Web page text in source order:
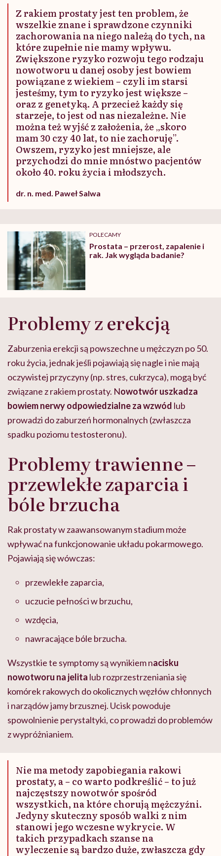
Z rakiem prostaty jest ten problem, że
wszelkie znane i sprawdzone czynniki
zachorowania na niego należą do tych, na
które zupełnie nie mamy wpływu.
Zwiększone ryzyko rozwoju tego rodzaju
nowotworu u danej osoby jest bowiem
powiązane z wiekiem – czyli im starsi
jesteśmy, tym to ryzyko jest większe –
oraz z genetyką. A przecież każdy się
starzeje, to jest od nas niezależne. Nie
można też wyjść z założenia, że „skoro
mam 30 czy 40 lat, to nie zachoruję”.
Owszem, ryzyko jest mniejsze, ale
przychodzi do mnie mnóstwo pacjentów
około 40. roku życia i młodszych.
dr. n. med. Paweł Salwa
POLECAMY
Prostata – przerost, zapalenie i
rak. Jak wygląda badanie?
Problemy z erekcją
Zaburzenia erekcji są powszechne u mężczyzn po 50.
roku życia, jednak jeśli pojawiają się nagle i nie mają
oczywistej przyczyny (np. stres, cukrzyca), mogą być
związane z rakiem prostaty. Nowotwór uszkadza
bowiem nerwy odpowiedzialne za wzwód lub
prowadzi do zaburzeń hormonalnych (zwłaszcza
spadku poziomu testosteronu).
Problemy trawienne –
przewlekłe zaparcia i
bóle brzucha
Rak prostaty w zaawansowanym stadium może
wpływać na funkcjonowanie układu pokarmowego.
Pojawiają się wówczas:
przewlekłe zaparcia,
uczucie pełności w brzuchu,
wzdęcia,
nawracające bóle brzucha.
Wszystkie te symptomy są wynikiem nacisku
nowotworu na jelita lub rozprzestrzeniania się
komórek rakowych do okolicznych węzłów chłonnych
i narządów jamy brzusznej. Ucisk powoduje
spowolnienie perystaltyki, co prowadzi do problemów
z wypróżnianiem.
Nie ma metody zapobiegania rakowi
prostaty, a – co warto podkreślić – to już
najczęstszy nowotwór spośród
wszystkich, na które chorują mężczyźni.
Jedyny skuteczny sposób walki z nim
stanowi jego wczesne wykrycie. W
takich przypadkach szanse na
wyleczenie są bardzo duże, zwłaszcza gdy